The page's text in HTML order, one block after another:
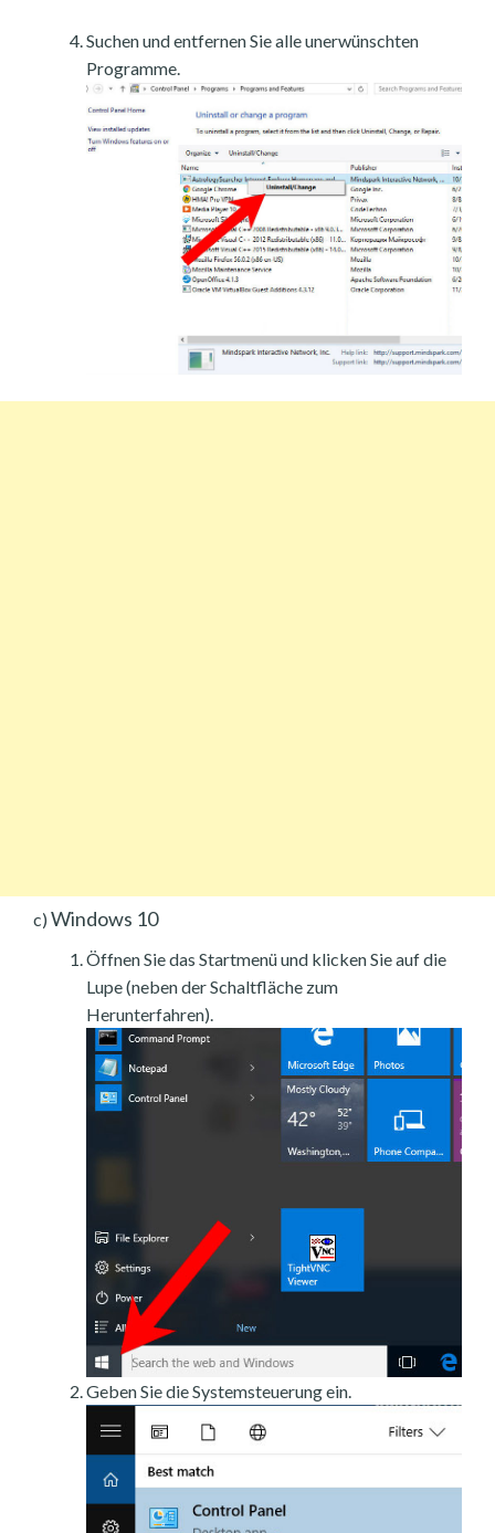
Suchen und entfernen Sie alle unerwünschten
Programme.
c) Windows 10
Öffnen Sie das Startmenü und klicken Sie auf die
Lupe (neben der Schaltfläche zum
Herunterfahren).
Geben Sie die Systemsteuerung ein.